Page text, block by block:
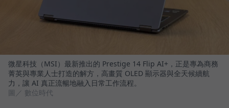
微星科技（MSI）最新推出的 Prestige 14 Flip AI+，正是專為商務
菁英與專業人士打造的解方，高畫質 OLED 顯示器與全天候續航
力，讓 AI 真正流暢地融入日常工作流程。
圖／ 數位時代